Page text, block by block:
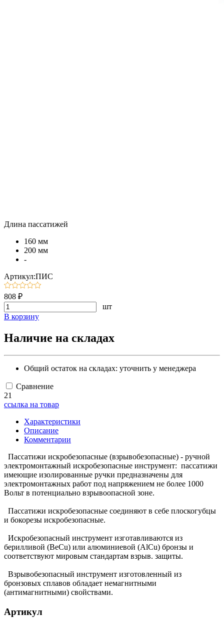
Длина пассатижей
160 мм
200 мм
-
Артикул:ПИС
808 ₽
шт
В корзину
Наличие на складах
Общий остаток на складах: уточнить у менеджера
Сравнение
21
ссылка на товар
Характеристики
Описание
Комментарии
Пассатижи искробезопасные (взрывобезопасные) - ручной
электромонтажный искробезопасные инструмент: пассатижи
имеющие изолированные ручки предназначены для
электромонтажных работ под напряжением не более 1000
Вольт в потенциально взрывоопасной зоне.
Пассатижи искробезопасные соединяют в себе плоскогубцы
и бокорезы искробезопасные.
Искробезопасный инструмент изготавливаются из
берилливой (BeCu) или алюминиевой (AlCu) бронзы и
соответствуют мировым стандартам взрыв. защиты.
Взрывобезопасный инструмент изготовленный из
бронзовых сплавов обладает немагнитными
(антимагнитными) свойствами.
Артикул